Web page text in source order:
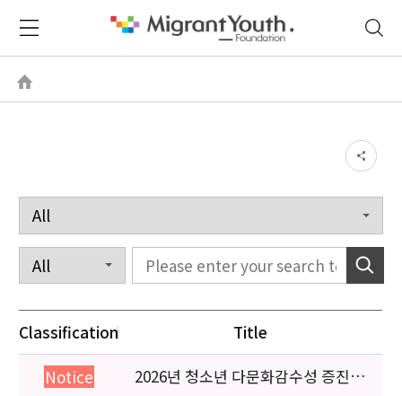
Classification Title
Notice
2026년 청소년 다문화감수성 증진